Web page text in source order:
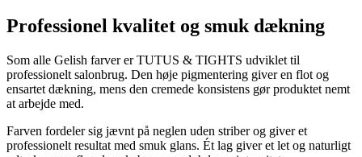
Professionel kvalitet og smuk dækning
Som alle Gelish farver er TUTUS & TIGHTS udviklet til
professionelt salonbrug. Den høje pigmentering giver en flot og
ensartet dækning, mens den cremede konsistens gør produktet nemt
at arbejde med.
Farven fordeler sig jævnt på neglen uden striber og giver et
professionelt resultat med smuk glans. Ét lag giver et let og naturligt